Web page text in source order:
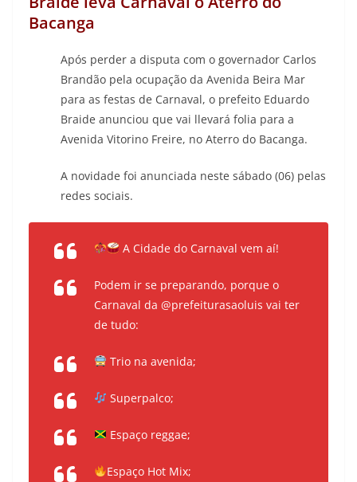
Bacanga
Após perder a disputa com o governador Carlos
Brandão pela ocupação da Avenida Beira Mar
para as festas de Carnaval, o prefeito Eduardo
Braide anunciou que vai llevará folia para a
Avenida Vitorino Freire, no Aterro do Bacanga.
A novidade foi anunciada neste sábado (06) pelas
redes sociais.
A Cidade do Carnaval vem aí!
Podem ir se preparando, porque o
Carnaval da @prefeiturasaoluis vai ter
de tudo:
Trio na avenida;
Superpalco;
Espaço reggae;
Espaço Hot Mix;